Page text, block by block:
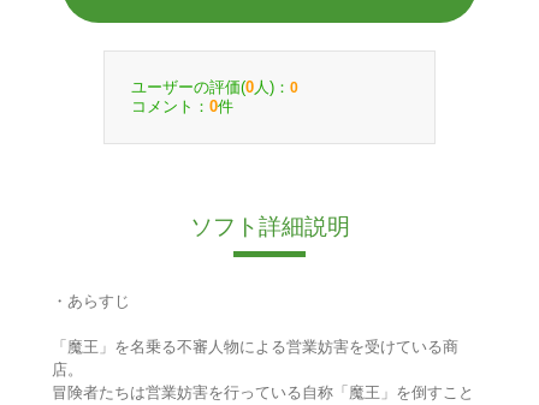
ユーザーの評価(0 人)： 0
コメント： 0件
ソフト詳細説明
・あらすじ
「魔王」を名乗る不審人物による営業妨害を受けている商
店。
冒険者たちは営業妨害を行っている自称「魔王」を倒すこと